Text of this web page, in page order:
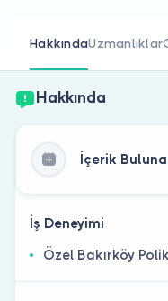
HakkındaUzmanlıklar
Hakkında
İçerik
İş Deneyimi
Özel Bakırköy